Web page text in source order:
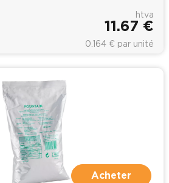
htva
11.67 €
0.164 € par unité
Acheter